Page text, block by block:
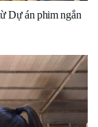
Dự án phim ngắn